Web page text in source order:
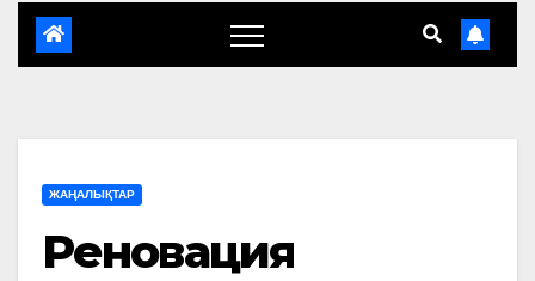
ЖАҢАЛЫҚТАР
Реновация